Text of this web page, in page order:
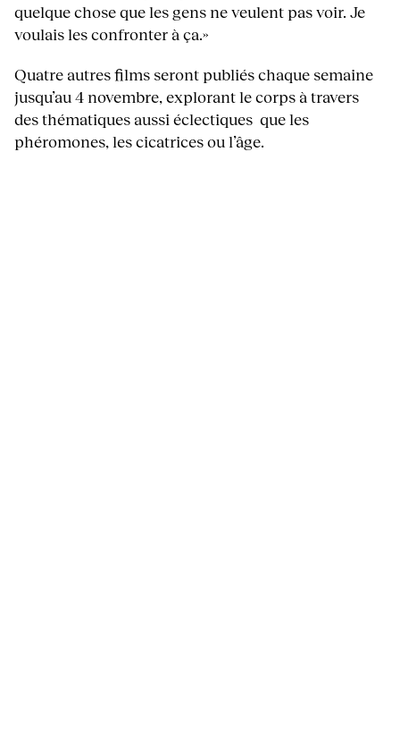
quelque chose que les gens ne veulent pas voir. Je
voulais les confronter à ça.»
Quatre autres films seront publiés chaque semaine
jusqu’au 4 novembre, explorant le corps à travers
des thématiques aussi éclectiques que les
phéromones, les cicatrices ou l’âge.